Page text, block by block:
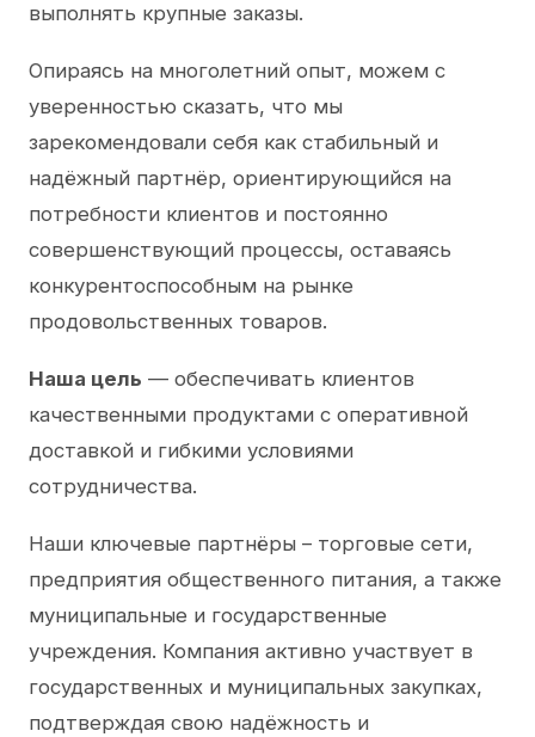
выполнять крупные заказы.
Опираясь на многолетний опыт, можем с
уверенностью сказать, что мы
зарекомендовали себя как стабильный и
надёжный партнёр, ориентирующийся на
потребности клиентов и постоянно
совершенствующий процессы, оставаясь
конкурентоспособным на рынке
продовольственных товаров.
Наша цель — обеспечивать клиентов
качественными продуктами с оперативной
доставкой и гибкими условиями
сотрудничества.
Наши ключевые партнёры – торговые сети,
предприятия общественного питания, а также
муниципальные и государственные
учреждения. Компания активно участвует в
государственных и муниципальных закупках,
подтверждая свою надёжность и